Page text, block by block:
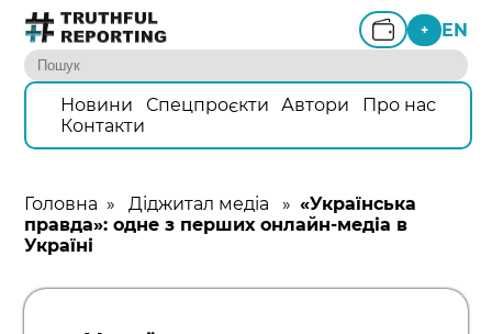
+ EN
Новини Спецпроєкти Автори
Про нас
Контакти
Головна » Діджитал медіа »«Українська
правда»: одне з перших онлайн-медіа в
Україні